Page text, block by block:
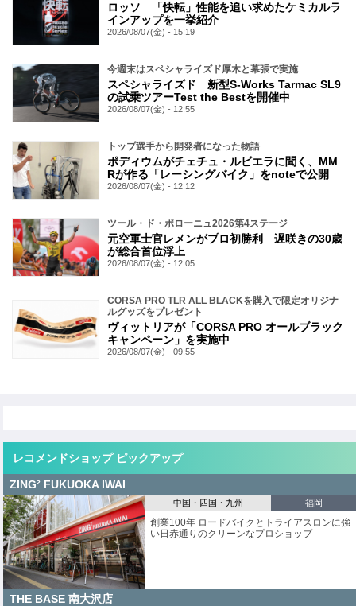
ロッソ 「快転」性能を追い求めたケミカルラ
インアップを一挙紹介
2026/08/07(金) - 15:19
今週末はスペシャライズド厚木と幕張で実施
スペシャライズド 新型S-Works Tarmac SL9
の試乗ツアーTest the Bestを開催中
2026/08/07(金) - 12:55
トップ選手から開発者になった物語
ポディウムがチェチュ・ルビエラに聞く、MM
Rが作る「レーシングバイク」をnoteで公開
2026/08/07(金) - 12:12
ツール・ド・ポローニュ2026第4ステージ
元空軍士官レメンがプロ初勝利 遅咲きの30歳
が総合首位浮上
2026/08/07(金) - 12:05
CORSA PRO TLR ALL BLACKを購入で限定オリジナ
ルグッズをプレゼント
ヴィットリアが「CORSA PRO オールブラック
キャンペーン」を実施中
2026/08/07(金) - 09:55
レコメンドショップ ピックアップ
ZING² FUKUOKA IWAI
中国・四国・九州 福岡
創業100年 ロードバイクとトライアスロンに強
い日赤通りのクリーンなプロショップ
THE BASE 南大沢店